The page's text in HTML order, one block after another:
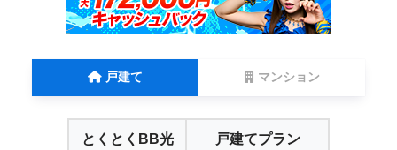
戸建て マンション
とくとくBB光 戸建てプラン